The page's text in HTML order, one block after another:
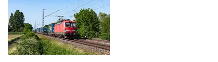
Schwertransporte
Staubgutzüge
Stückgutzüge
Übergabefahrten, Sonderzüge